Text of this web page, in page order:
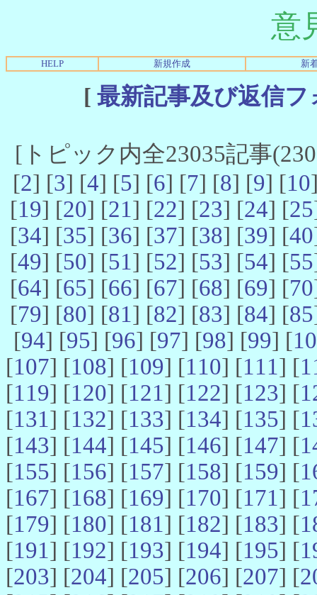
意
HELP 新規作成 新
[ 最新記事及び返信
[トピック内全23035記事
[2] [3] [4] [5] [6] [7] [8] [9] [10
[19] [20] [21] [22] [23] [24] [25
[34] [35] [36] [37] [38] [39] [40
[49] [50] [51] [52] [53] [54] [55
[64] [65] [66] [67] [68] [69] [70
[79] [80] [81] [82] [83] [84] [85
[94] [95] [96] [97] [98] [99] [
[107] [108] [109] [110] [111] [
[119] [120] [121] [122] [123] [
[131] [132] [133] [134] [135] [
[143] [144] [145] [146] [147] [
[155] [156] [157] [158] [159] [
[167] [168] [169] [170] [171] [
[179] [180] [181] [182] [183] [
[191] [192] [193] [194] [195] [
[203] [204] [205] [206] [207] [